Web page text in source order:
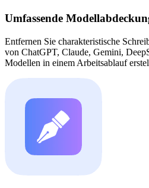
Umfassende
Entfernen Sie charakteristische
von ChatGPT, Claude, Gemini,
Modellen in einem Arbeitsablauf